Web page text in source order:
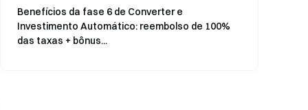
Benefícios da fase 6 de Converter e
Investimento Automático: reembolso de 100%
das taxas + bônus...